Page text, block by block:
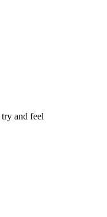
and feel